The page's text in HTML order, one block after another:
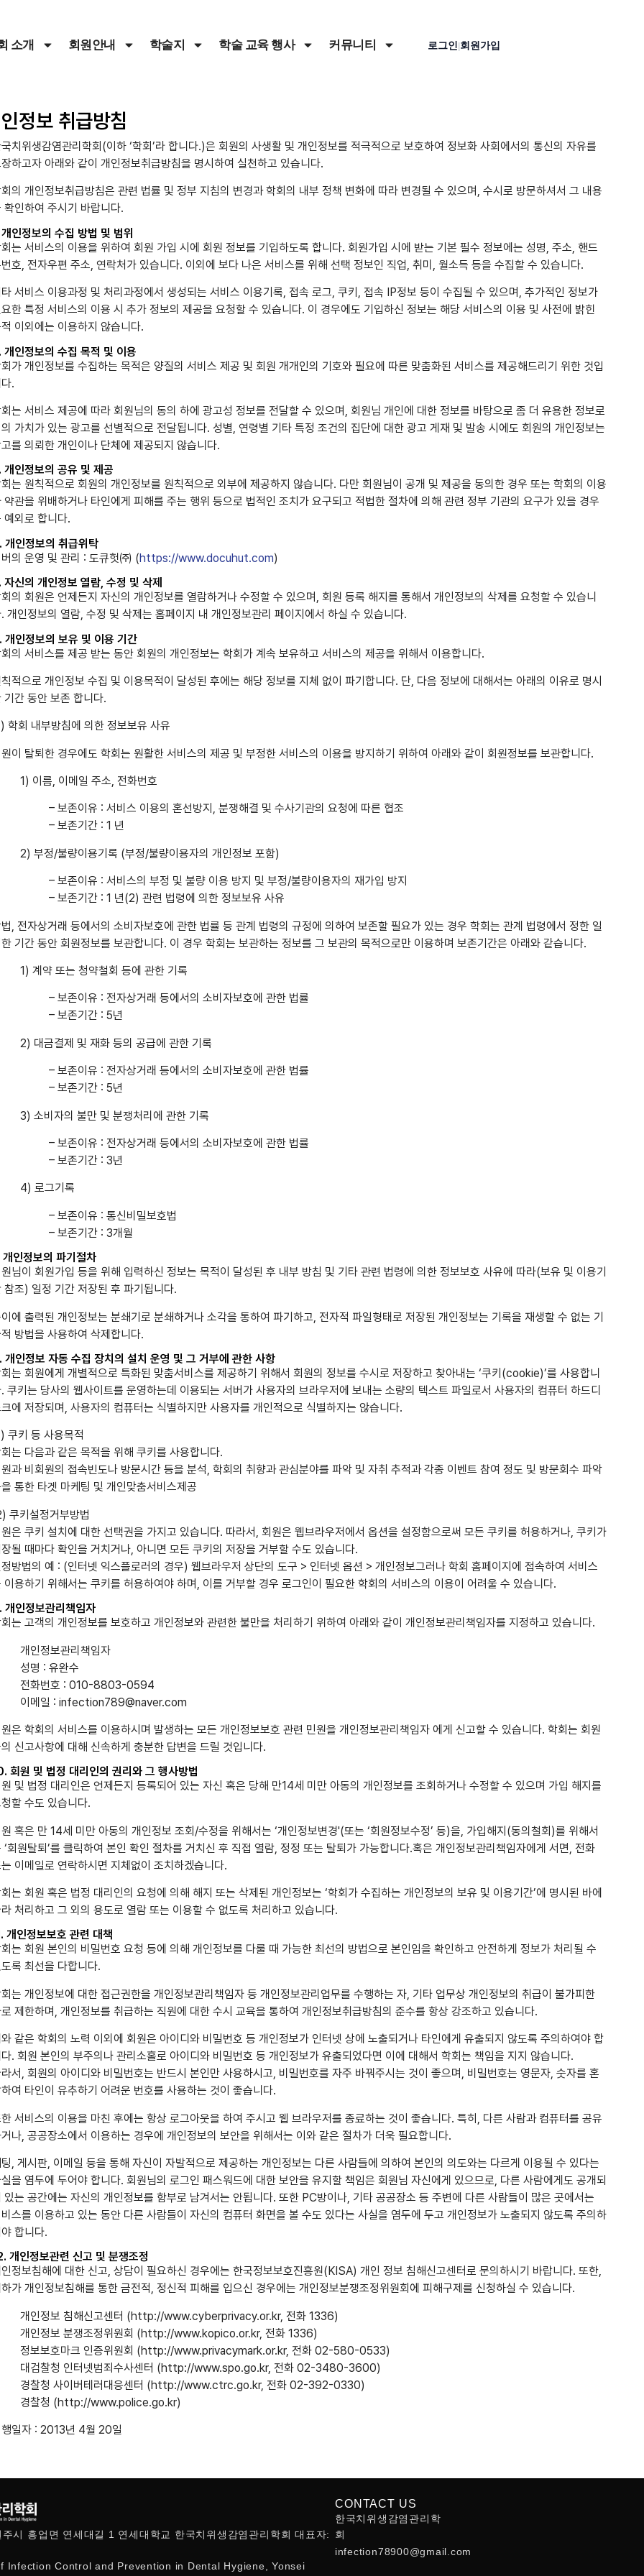
소개 회원안내 학술지 학술 교육 행사 커뮤니티 로그인 |회원가입
정보 취급방침
치위생감염관리학회(이하 ‘학회’라 합니다.)은 회원의 사생활 및 개인정보를 적극적으로 보호하여 정보화 사회에서의 통신의 자유를
하고자 아래와 같이 개인정보취급방침을 명시하여 실천하고 있습니다.
의 개인정보취급방침은 관련 법률 및 정부 지침의 변경과 학회의 내부 정책 변화에 따라 변경될 수 있으며, 수시로 방문하셔서 그 내용
확인하여 주시기 바랍니다.
인정보의 수집 방법 및 범위
는 서비스의 이용을 위하여 회원 가입 시에 회원 정보를 기입하도록 합니다. 회원가입 시에 받는 기본 필수 정보에는 성명, 주소, 핸드
호, 전자우편 주소, 연락처가 있습니다. 이외에 보다 나은 서비스를 위해 선택 정보인 직업, 취미, 월소득 등을 수집할 수 있습니다.
서비스 이용과정 및 처리과정에서 생성되는 서비스 이용기록, 접속 로그, 쿠키, 접속 IP정보 등이 수집될 수 있으며, 추가적인 정보가
한 특정 서비스의 이용 시 추가 정보의 제공을 요청할 수 있습니다. 이 경우에도 기입하신 정보는 해당 서비스의 이용 및 사전에 밝힌
이외에는 이용하지 않습니다.
개인정보의 수집 목적 및 이용
가 개인정보를 수집하는 목적은 양질의 서비스 제공 및 회원 개개인의 기호와 필요에 따른 맞춤화된 서비스를 제공해드리기 위한 것입
.
는 서비스 제공에 따라 회원님의 동의 하에 광고성 정보를 전달할 수 있으며, 회원님 개인에 대한 정보를 바탕으로 좀 더 유용한 정보로
가치가 있는 광고를 선별적으로 전달됩니다. 성별, 연령별 기타 특정 조건의 집단에 대한 광고 게재 및 발송 시에도 회원의 개인정보는
를 의뢰한 개인이나 단체에 제공되지 않습니다.
개인정보의 공유 및 제공
는 원칙적으로 회원의 개인정보를 원칙적으로 외부에 제공하지 않습니다. 다만 회원님이 공개 및 제공을 동의한 경우 또는 학회의 이용
약관을 위배하거나 타인에게 피해를 주는 행위 등으로 법적인 조치가 요구되고 적법한 절차에 의해 관련 정부 기관의 요구가 있을 경우
예외로 합니다.
개인정보의 취급위탁
의 운영 및 관리 : 도큐헛㈜ (https://www.docuhut.com)
자신의 개인정보 열람, 수정 및 삭제
의 회원은 언제든지 자신의 개인정보를 열람하거나 수정할 수 있으며, 회원 등록 해지를 통해서 개인정보의 삭제를 요청할 수 있습니
개인정보의 열람, 수정 및 삭제는 홈페이지 내 개인정보관리 페이지에서 하실 수 있습니다.
개인정보의 보유 및 이용 기간
의 서비스를 제공 받는 동안 회원의 개인정보는 학회가 계속 보유하고 서비스의 제공을 위해서 이용합니다.
적으로 개인정보 수집 및 이용목적이 달성된 후에는 해당 정보를 지체 없이 파기합니다. 단, 다음 정보에 대해서는 아래의 이유로 명시
기간 동안 보존 합니다.
학회 내부방침에 의한 정보보유 사유
이 탈퇴한 경우에도 학회는 원활한 서비스의 제공 및 부정한 서비스의 이용을 방지하기 위하여 아래와 같이 회원정보를 보관합니다.
1) 이름, 이메일 주소, 전화번호
– 보존이유 : 서비스 이용의 혼선방지, 분쟁해결 및 수사기관의 요청에 따른 협조
– 보존기간 : 1 년
2) 부정/불량이용기록 (부정/불량이용자의 개인정보 포함)
– 보존이유 : 서비스의 부정 및 불량 이용 방지 및 부정/불량이용자의 재가입 방지
– 보존기간 : 1 년(2) 관련 법령에 의한 정보보유 사유
, 전자상거래 등에서의 소비자보호에 관한 법률 등 관계 법령의 규정에 의하여 보존할 필요가 있는 경우 학회는 관계 법령에서 정한 일
기간 동안 회원정보를 보관합니다. 이 경우 학회는 보관하는 정보를 그 보관의 목적으로만 이용하며 보존기간은 아래와 같습니다.
1) 계약 또는 청약철회 등에 관한 기록
– 보존이유 : 전자상거래 등에서의 소비자보호에 관한 법률
– 보존기간 : 5년
2) 대금결제 및 재화 등의 공급에 관한 기록
– 보존이유 : 전자상거래 등에서의 소비자보호에 관한 법률
– 보존기간 : 5년
3) 소비자의 불만 및 분쟁처리에 관한 기록
– 보존이유 : 전자상거래 등에서의 소비자보호에 관한 법률
– 보존기간 : 3년
4) 로그기록
– 보존이유 : 통신비밀보호법
– 보존기간 : 3개월
개인정보의 파기절차
님이 회원가입 등을 위해 입력하신 정보는 목적이 달성된 후 내부 방침 및 기타 관련 법령에 의한 정보보호 사유에 따라(보유 및 이용기
참조) 일정 기간 저장된 후 파기됩니다.
에 출력된 개인정보는 분쇄기로 분쇄하거나 소각을 통하여 파기하고, 전자적 파일형태로 저장된 개인정보는 기록을 재생할 수 없는 기
방법을 사용하여 삭제합니다.
개인정보 자동 수집 장치의 설치 운영 및 그 거부에 관한 사항
는 회원에게 개별적으로 특화된 맞춤서비스를 제공하기 위해서 회원의 정보를 수시로 저장하고 찾아내는 ‘쿠키(cookie)’를 사용합니
쿠키는 당사의 웹사이트를 운영하는데 이용되는 서버가 사용자의 브라우저에 보내는 소량의 텍스트 파일로서 사용자의 컴퓨터 하드디
에 저장되며, 사용자의 컴퓨터는 식별하지만 사용자를 개인적으로 식별하지는 않습니다.
쿠키 등 사용목적
는 다음과 같은 목적을 위해 쿠키를 사용합니다.
과 비회원의 접속빈도나 방문시간 등을 분석, 학회의 취향과 관심분야를 파악 및 자취 추적과 각종 이벤트 참여 정도 및 방문회수 파악
통한 타겟 마케팅 및 개인맞춤서비스제공
쿠키설정거부방법
은 쿠키 설치에 대한 선택권을 가지고 있습니다. 따라서, 회원은 웹브라우저에서 옵션을 설정함으로써 모든 쿠키를 허용하거나, 쿠키가
될 때마다 확인을 거치거나, 아니면 모든 쿠키의 저장을 거부할 수도 있습니다.
방법의 예 : (인터넷 익스플로러의 경우) 웹브라우저 상단의 도구 > 인터넷 옵션 > 개인정보그러나 학회 홈페이지에 접속하여 서비스
이용하기 위해서는 쿠키를 허용하여야 하며, 이를 거부할 경우 로그인이 필요한 학회의 서비스의 이용이 어려울 수 있습니다.
개인정보관리책임자
는 고객의 개인정보를 보호하고 개인정보와 관련한 불만을 처리하기 위하여 아래와 같이 개인정보관리책임자를 지정하고 있습니다.
개인정보관리책임자
성명 : 유완수
전화번호 : 010-8803-0594
이메일 : infection789@naver.com
은 학회의 서비스를 이용하시며 발생하는 모든 개인정보보호 관련 민원을 개인정보관리책임자 에게 신고할 수 있습니다. 학회는 회원
신고사항에 대해 신속하게 충분한 답변을 드릴 것입니다.
회원 및 법정 대리인의 권리와 그 행사방법
및 법정 대리인은 언제든지 등록되어 있는 자신 혹은 당해 만14세 미만 아동의 개인정보를 조회하거나 수정할 수 있으며 가입 해지를
할 수도 있습니다.
혹은 만 14세 미만 아동의 개인정보 조회/수정을 위해서는 ‘개인정보변경'(또는 ‘회원정보수정’ 등)을, 가입해지(동의철회)를 위해서
‘회원탈퇴’를 클릭하여 본인 확인 절차를 거치신 후 직접 열람, 정정 또는 탈퇴가 가능합니다.혹은 개인정보관리책임자에게 서면, 전화
이메일로 연락하시면 지체없이 조치하겠습니다.
는 회원 혹은 법정 대리인의 요청에 의해 해지 또는 삭제된 개인정보는 ‘학회가 수집하는 개인정보의 보유 및 이용기간’에 명시된 바에
처리하고 그 외의 용도로 열람 또는 이용할 수 없도록 처리하고 있습니다.
개인정보보호 관련 대책
는 회원 본인의 비밀번호 요청 등에 의해 개인정보를 다룰 때 가능한 최선의 방법으로 본인임을 확인하고 안전하게 정보가 처리될 수
록 최선을 다합니다.
는 개인정보에 대한 접근권한을 개인정보관리책임자 등 개인정보관리업무를 수행하는 자, 기타 업무상 개인정보의 취급이 불가피한
제한하며, 개인정보를 취급하는 직원에 대한 수시 교육을 통하여 개인정보취급방침의 준수를 항상 강조하고 있습니다.
같은 학회의 노력 이외에 회원은 아이디와 비밀번호 등 개인정보가 인터넷 상에 노출되거나 타인에게 유출되지 않도록 주의하여야 합
. 회원 본인의 부주의나 관리소홀로 아이디와 비밀번호 등 개인정보가 유출되었다면 이에 대해서 학회는 책임을 지지 않습니다.
서, 회원의 아이디와 비밀번호는 반드시 본인만 사용하시고, 비밀번호를 자주 바꿔주시는 것이 좋으며, 비밀번호는 영문자, 숫자를 혼
여 타인이 유추하기 어려운 번호를 사용하는 것이 좋습니다.
서비스의 이용을 마친 후에는 항상 로그아웃을 하여 주시고 웹 브라우저를 종료하는 것이 좋습니다. 특히, 다른 사람과 컴퓨터를 공유
나, 공공장소에서 이용하는 경우에 개인정보의 보안을 위해서는 이와 같은 절차가 더욱 필요합니다.
, 게시판, 이메일 등을 통해 자신이 자발적으로 제공하는 개인정보는 다른 사람들에 의하여 본인의 의도와는 다르게 이용될 수 있다는
을 염두에 두어야 합니다. 회원님의 로그인 패스워드에 대한 보안을 유지할 책임은 회원님 자신에게 있으므로, 다른 사람에게도 공개되
있는 공간에는 자신의 개인정보를 함부로 남겨서는 안됩니다. 또한 PC방이나, 기타 공공장소 등 주변에 다른 사람들이 많은 곳에서는
스를 이용하고 있는 동안 다른 사람들이 자신의 컴퓨터 화면을 볼 수도 있다는 사실을 염두에 두고 개인정보가 노출되지 않도록 주의하
합니다.
개인정보관련 신고 및 분쟁조정
정보침해에 대한 신고, 상담이 필요하신 경우에는 한국정보보호진흥원(KISA) 개인 정보 침해신고센터로 문의하시기 바랍니다. 또한,
가 개인정보침해를 통한 금전적, 정신적 피해를 입으신 경우에는 개인정보분쟁조정위원회에 피해구제를 신청하실 수 있습니다.
개인정보 침해신고센터 (http://www.cyberprivacy.or.kr, 전화 1336)
개인정보 분쟁조정위원회 (http://www.kopico.or.kr, 전화 1336)
정보보호마크 인증위원회 (http://www.privacymark.or.kr, 전화 02-580-0533)
대검찰청 인터넷범죄수사센터 (http://www.spo.go.kr, 전화 02-3480-3600)
경찰청 사이버테러대응센터 (http://www.ctrc.go.kr, 전화 02-392-0330)
경찰청 (http://www.police.go.kr)
일자 : 2013년 4월 20일
시 흥업면 연세대길 1 연세대학교 한국치위생감염관리학회 대표자:
Infection Control and Prevention in Dental Hygiene, Yonsei
CONTACT US
한국치위생감염관리학
회
infection78900@gmail.com